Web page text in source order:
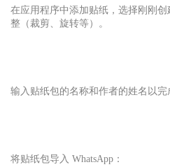
在应用程序中添加贴纸，选择刚刚
整（裁剪、旋转等）。
输入贴纸包的名称和作者的姓名以完
将贴纸包导入 WhatsApp：